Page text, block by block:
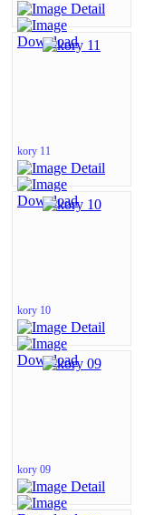
kory 11
kory 10
kory 09